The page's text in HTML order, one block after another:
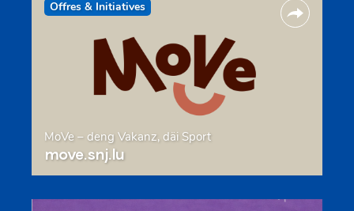
Offres & Initiatives
MoVe – deng Vakanz, däi Sport
move.snj.lu